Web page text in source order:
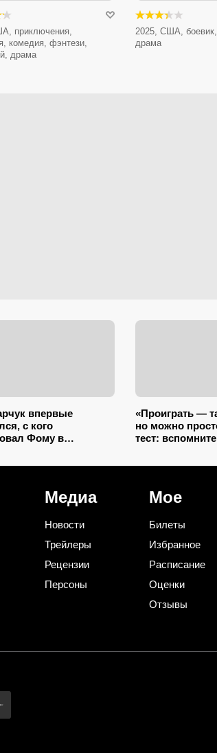
приключения,
комедия, фэнтези,
драма
2025, США, боевик,
драма
впервые
с кого
Фому в
«Проиграть —
но можно
тест:
Медиа
Новости
Трейлеры
Рецензии
Персоны
Мое
Билеты
Избранное
Расписание
Оценки
Отзывы